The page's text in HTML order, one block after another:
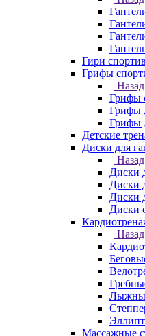
Гири
Грифы
Назад
Грифы
Грифы
Грифы
Детские
Диски для
Назад
Диски
Диски
Диски
Диски
Назад
Массажные